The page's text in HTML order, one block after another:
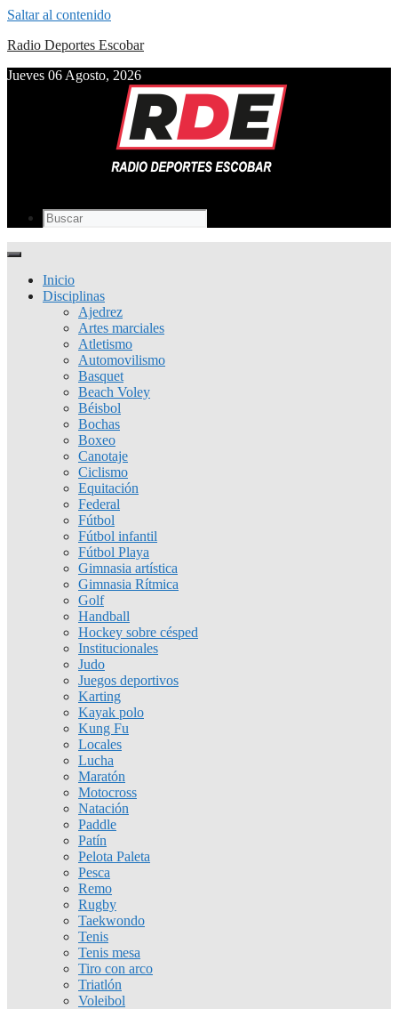
Saltar al contenido
Radio Deportes Escobar
Jueves 06 Agosto, 2026
Inicio
Disciplinas
Ajedrez
Artes marciales
Atletismo
Automovilismo
Basquet
Beach Voley
Béisbol
Bochas
Boxeo
Canotaje
Ciclismo
Equitación
Federal
Fútbol
Fútbol infantil
Fútbol Playa
Gimnasia artística
Gimnasia Rítmica
Golf
Handball
Hockey sobre césped
Institucionales
Judo
Juegos deportivos
Karting
Kayak polo
Kung Fu
Locales
Lucha
Maratón
Motocross
Natación
Paddle
Patín
Pelota Paleta
Pesca
Remo
Rugby
Taekwondo
Tenis
Tenis mesa
Tiro con arco
Triatlón
Voleibol